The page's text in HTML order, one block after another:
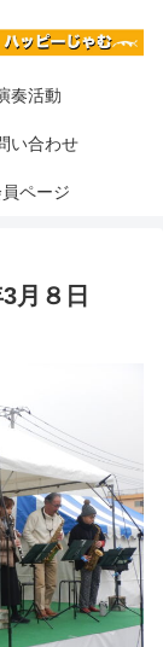
奏活動
い合わせ
ページ
月８日